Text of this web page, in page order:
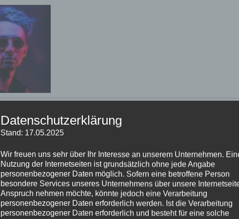
Datenschutzerklärung
Stand: 17.05.2025
Wir freuen uns sehr über Ihr Interesse an unserem Unternehmen.
Nutzung der Internetseiten ist grundsätzlich ohne jede Angabe
personenbezogener Daten möglich. Sofern eine betroffene Person
besondere Services unseres Unternehmens über unsere
Anspruch nehmen möchte, könnte jedoch eine Verarbeitung
personenbezogener Daten erforderlich werden. Ist die Verarbeitung
personenbezogener Daten erforderlich und besteht für eine solche